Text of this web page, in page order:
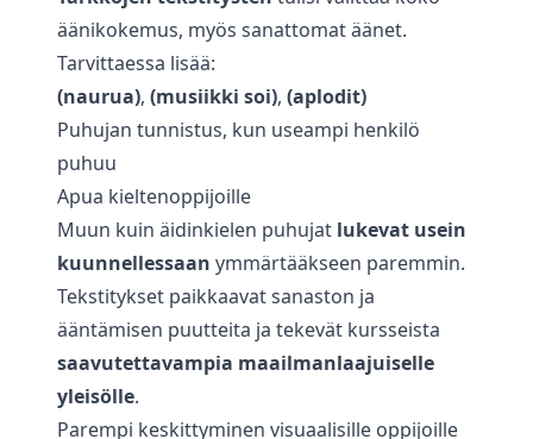
äänikokemus, myös sanattomat äänet.
Tarvittaessa lisää:
(naurua), (musiikki soi), (aplodit)
Puhujan tunnistus, kun useampi henkilö
puhuu
Apua kieltenoppijoille
Muun kuin äidinkielen puhujat lukevat usein
kuunnellessaan ymmärtääkseen paremmin.
Tekstitykset paikkaavat sanaston ja
ääntämisen puutteita ja tekevät kursseista
saavutettavampia maailmanlaajuiselle
yleisölle.
Parempi keskittyminen visuaalisille oppijoille